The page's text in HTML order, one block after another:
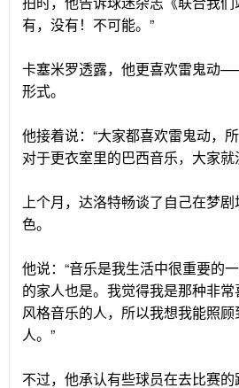
有，没有！不可能。”
卡塞米罗透露，他更喜欢雷鬼动
形式。
他接着说：“大家都喜欢雷鬼动，
对于更衣室里的巴西音乐，大家就
上个月，达洛特畅谈了自己在梦
色。
他说：“音乐是我生活中很重要的
的家人也是。我觉得我是那种非
风格音乐的人，所以我想我能照
人。”
不过，他承认有些球员在去比赛